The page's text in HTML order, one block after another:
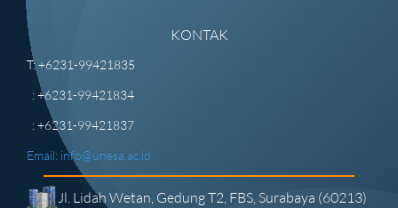
KONTAK
T: +6231-99421835
: +6231-99421834
: +6231-99421837
Email: info@unesa.ac.id
Jl. Lidah Wetan, Gedung T2, FBS, Surabaya (60213)